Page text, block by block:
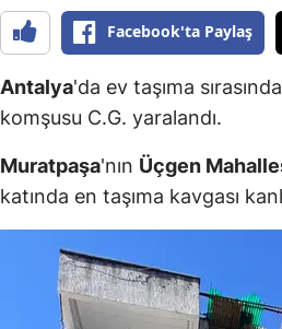
Facebook'ta Paylaş
Antalya'da ev taşıma
komşusu C.G. yaralandı.
Muratpaşa'nın Üçgen
katında en taşıma kavgası